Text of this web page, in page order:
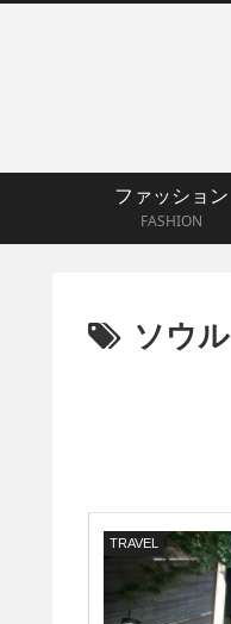
ファッション
FASHION
ソウル
TRAVEL